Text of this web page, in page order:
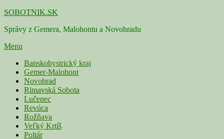
Skip
content
SOBOTNIK.SK
Správy z Gemera, Malohontu a Novohradu
Menu
Primárne
menu
Banskobystrický kraj
Gemer-Malohont
Novohrad
Rimavská Sobota
Lučenec
Revúca
Rožňava
Veľký Krtíš
Poltár